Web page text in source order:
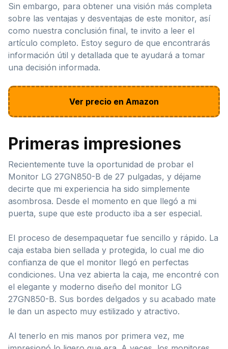
Sin embargo, para obtener una visión más completa
sobre las ventajas y desventajas de este monitor, así
como nuestra conclusión final, te invito a leer el
artículo completo. Estoy seguro de que encontrarás
información útil y detallada que te ayudará a tomar
una decisión informada.
Ver precio en Amazon
Primeras impresiones
Recientemente tuve la oportunidad de probar el
Monitor LG 27GN850-B de 27 pulgadas, y déjame
decirte que mi experiencia ha sido simplemente
asombrosa. Desde el momento en que llegó a mi
puerta, supe que este producto iba a ser especial.
El proceso de desempaquetar fue sencillo y rápido. La
caja estaba bien sellada y protegida, lo cual me dio
confianza de que el monitor llegó en perfectas
condiciones. Una vez abierta la caja, me encontré con
el elegante y moderno diseño del monitor LG
27GN850-B. Sus bordes delgados y su acabado mate
le dan un aspecto muy estilizado y atractivo.
Al tenerlo en mis manos por primera vez, me